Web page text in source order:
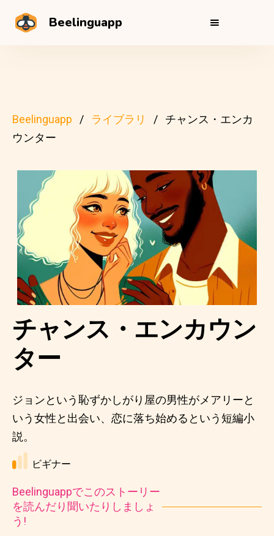
Beelinguapp
Beelinguapp ライブラリ
チャンス・エンカ
ウンター
チャンス・エンカウン
ター
ジョンという恥ずかしがり屋の男性がメアリーと
いう女性と出会い、恋に落ち始めるという短編小
説。
ビギナー
Beelinguappでこのストーリー
を読んだり聞いたりしましょ
う!